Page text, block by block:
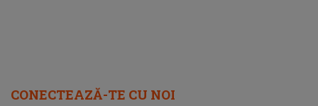
CONECTEAZĂ-TE CU NOI